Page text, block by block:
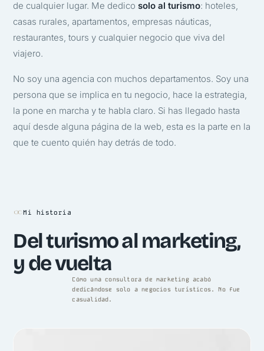
de cualquier lugar. Me dedicosolo al turismo: hoteles,
casas rurales, apartamentos, empresas náuticas,
restaurantes, tours y cualquier negocio que viva del
viajero.
No soy una agencia con muchos departamentos. Soy una
persona que se implica en tu negocio, hace la estrategia,
la pone en marcha y te habla claro. Si has llegado hasta
aquí desde alguna página de la web, esta es la parte en la
que te cuento quién hay detrás de todo.
Mi historia
Del turismo al marketing,
y de vuelta
Cómo una consultora de marketing acabó
dedicándose solo a negocios turísticos. No fue
casualidad.